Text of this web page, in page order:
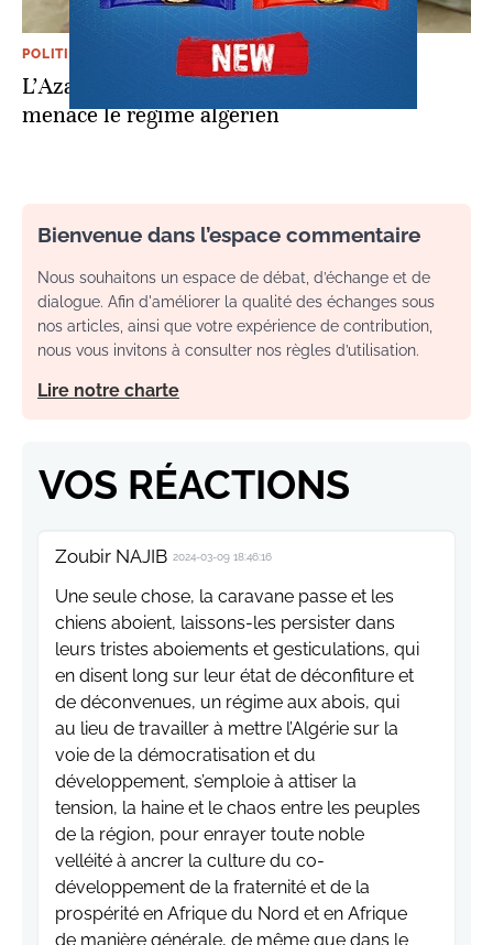
POLITIQUE
L’Azawad, une bombe à retardement qui
menace le régime algérien
Bienvenue dans l’espace commentaire
Nous souhaitons un espace de débat, d’échange et de
dialogue. Afin d'améliorer la qualité des échanges sous
nos articles, ainsi que votre expérience de contribution,
nous vous invitons à consulter nos règles d’utilisation.
Lire notre charte
VOS RÉACTIONS
Zoubir NAJIB 2024-03-09 18:46:16
Une seule chose, la caravane passe et les
chiens aboient, laissons-les persister dans
leurs tristes aboiements et gesticulations, qui
en disent long sur leur état de déconfiture et
de déconvenues, un régime aux abois, qui
au lieu de travailler à mettre l’Algérie sur la
voie de la démocratisation et du
développement, s’emploie à attiser la
tension, la haine et le chaos entre les peuples
de la région, pour enrayer toute noble
velléité à ancrer la culture du co-
développement de la fraternité et de la
prospérité en Afrique du Nord et en Afrique
de manière générale, de même que dans le